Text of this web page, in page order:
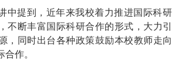
中提到，近年来我校着力推进国际科研
不断丰富国际科研合作的形式，大力引
，同时出台各种政策鼓励本校教师走向
作。